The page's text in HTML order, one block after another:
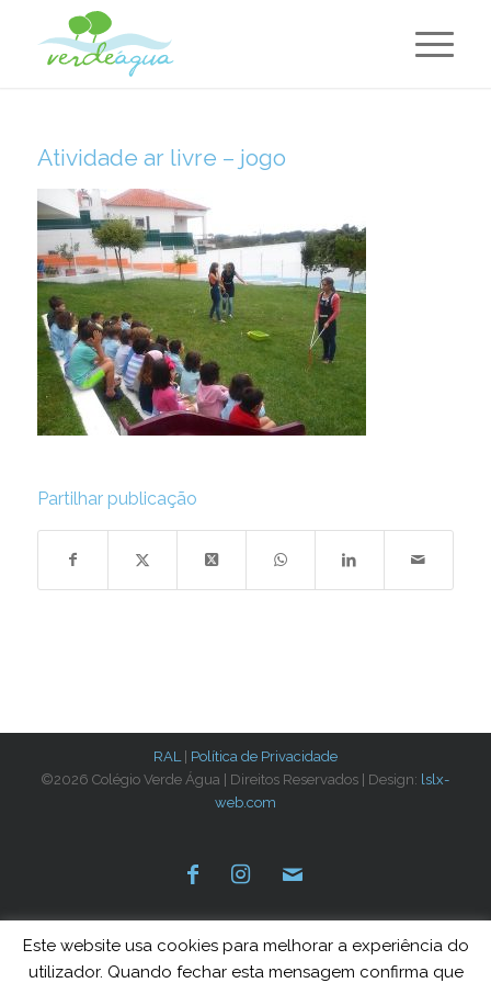
Atividade ar livre – jogo
Partilhar publicação
RAL
Política de Privacidade
©2026 Colégio Verde Água | Direitos Reservados | Design: lslx-
web.com
Este website usa cookies para melhorar a experiência do
utilizador. Quando fechar esta mensagem confirma que